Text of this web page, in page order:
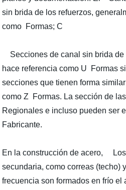
sin brida de los refuerzos,
como Formas; C
Secciones de canal sin brida de
hace referencia como U Formas
secciones que tienen forma
como Z Formas. La sección de
Regionales e incluso pueden ser
Fabricante.
En la construcción de acero, Los
secundaria, como correas (techo)
frecuencia son formados en frío el